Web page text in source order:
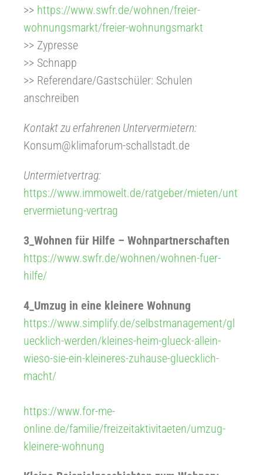
>> https://www.swfr.de/wohnen/freier-
wohnungsmarkt/freier-wohnungsmarkt
>> Zypresse
>> Schnapp
>> Referendare/Gastschüler: Schulen
anschreiben
Kontakt zu erfahrenen Untervermietern:
Konsum@klimaforum-schallstadt.de
Untermietvertrag:
https://www.immowelt.de/ratgeber/mieten/unt
ervermietung-vertrag
3_Wohnen für Hilfe – Wohnpartnerschaften
https://www.swfr.de/wohnen/wohnen-fuer-
hilfe/
4_Umzug in eine kleinere Wohnung
https://www.simplify.de/selbstmanagement/gl
uecklich-werden/kleines-heim-glueck-allein-
wieso-sie-ein-kleineres-zuhause-gluecklich-
macht/
https://www.for-me-
online.de/familie/freizeitaktivitaeten/umzug-
kleinere-wohnung